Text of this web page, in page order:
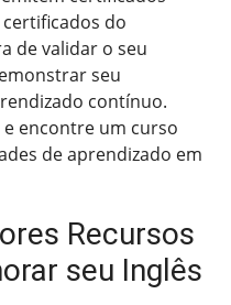
do
de validar o seu
seu
contínuo.
encontre um curso
de aprendizado em
Recursos
seu Inglês